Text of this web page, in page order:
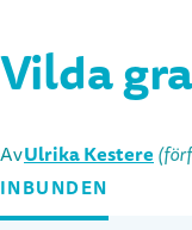
Vilda
AvUlrika Kestere
INBUNDEN